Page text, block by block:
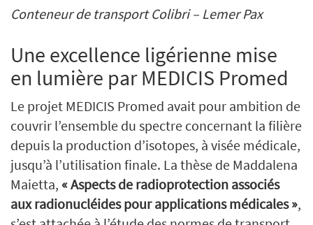
Conteneur de transport Colibri – Lemer Pax
Une excellence ligérienne mise
en lumière par MEDICIS Promed
Le projet MEDICIS Promed avait pour ambition de
couvrir l’ensemble du spectre concernant la filière
depuis la production d’isotopes, à visée médicale,
jusqu’à l’utilisation finale. La thèse de Maddalena
Maietta, « Aspects de radioprotection associés
aux radionucléides pour applications médicales »,